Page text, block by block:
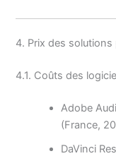
4. Prix des
4.1. Coûts des
Adobe
(France,
DaVinci